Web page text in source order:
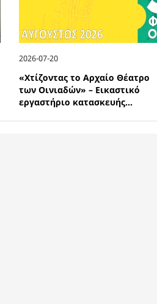
2026-07-20
«Χτίζοντας το Αρχαίο Θέατρο
των Οινιαδών» – Εικαστικό
εργαστήριο κατασκευής...